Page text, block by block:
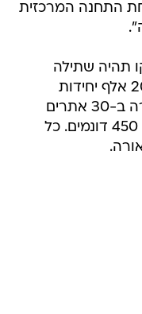
התחנה המרכזית
תהיה שתילה
מחודשת של איזורי סיור ונוף (200 אלף יחידות
בצלים ופקעות), וכך תופעל חפירה ב-30 אתרים
אריכאולוגיים לצד שיקום נופי של 450 דונמים. כל